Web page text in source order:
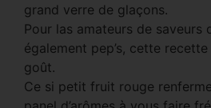
grand verre de glaçons.
Pour las amateurs de saveurs
également pep’s, cette
goût.
Ce si petit fruit rouge